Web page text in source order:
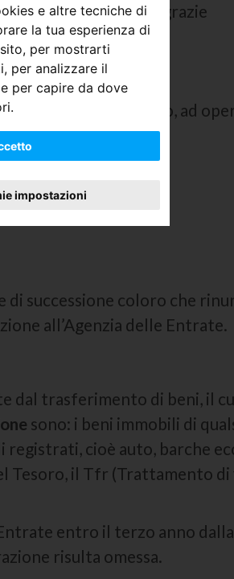
e altre tecniche di
la tua esperienza di
per mostrarti
per analizzare il
per capire da dove
impostazioni
direttamente online grazie
data del decesso, ad
successione coloro che
all’Agenzia delle Entrate.
dal trasferimento di beni, il
sono: i beni immobili di
cioè auto, barche
Tesoro, il Tfr (Trattamento
entro il terzo anno
risulta omessa.